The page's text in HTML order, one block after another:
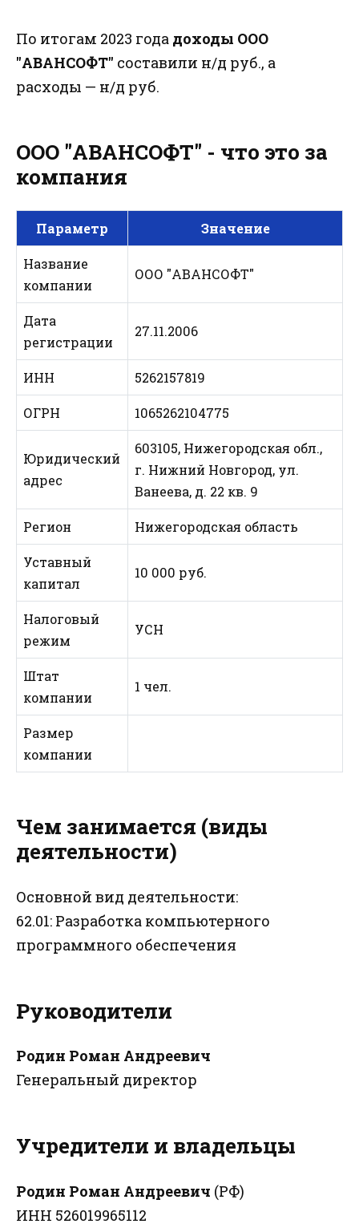
По итогам 2023 года доходы ООО
"АВАНСОФТ" составили н/д руб., а
расходы — н/д руб.
ООО "АВАНСОФТ" - что это за
компания
Параметр Значение
Название
компании
ООО "АВАНСОФТ"
Дата
регистрации
27.11.2006
ИНН 5262157819
ОГРН 1065262104775
Юридический
адрес
603105, Нижегородская обл.,
г. Нижний Новгород, ул.
Ванеева, д. 22 кв. 9
Регион Нижегородская область
Уставный
капитал
10 000 руб.
Налоговый
режим
УСН
Штат
компании
1 чел.
Размер
компании
Чем занимается (виды
деятельности)
Основной вид деятельности:
62.01: Разработка компьютерного
программного обеспечения
Руководители
Родин Роман Андреевич
Генеральный директор
Учредители и владельцы
Родин Роман Андреевич (РФ)
ИНН 526019965112